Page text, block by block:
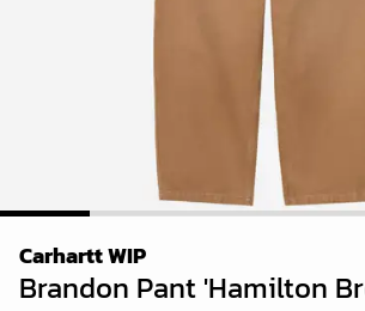
1 2 3 4
Carhartt WIP
Brandon Pant 'Hamilton